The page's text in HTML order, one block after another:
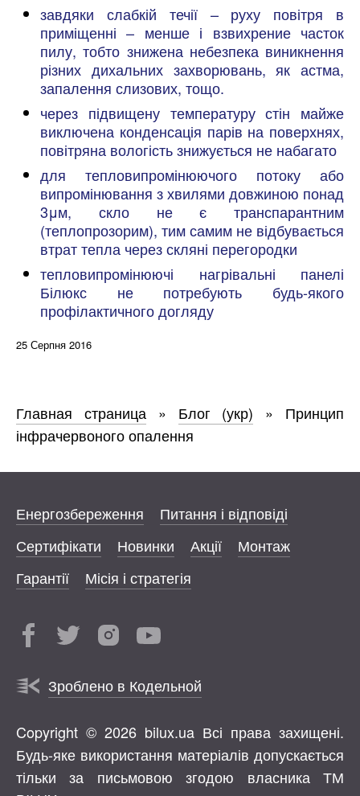
завдяки слабкій течії – руху повітря в
приміщенні – менше і взвихрение часток
пилу, тобто знижена небезпека виникнення
різних дихальних захворювань, як астма,
запалення слизових, тощо.
через підвищену температуру стін майже
виключена конденсація парів на поверхнях,
повітряна вологість знижується не набагато
для тепловипромінюючого потоку або
випромінювання з хвилями довжиною понад
3μм, скло не є транспарантним
(теплопрозорим), тим самим не відбувається
втрат тепла через скляні перегородки
тепловипромінюючі нагрівальні панелі
Білюкс не потребують будь-якого
профілактичного догляду
25 Серпня 2016
Главная страница» Блог (укр) » Принцип
інфрачервоного опалення
Енергозбереження
Питання і відповіді
Сертифікати
Новинки Акції
Монтаж
Гарантії
Місія і стратегія
Зроблено в Кодельной
Copyright © 2026 bilux.ua Всі права захищені.
Будь-яке використання матеріалів допускається
тільки за письмовою згодою власника ТМ